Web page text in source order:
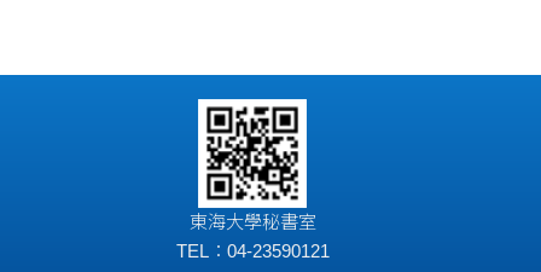
東海大學秘書室
TEL：04-23590121